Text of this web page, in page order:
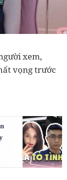
xem,
vọng trước